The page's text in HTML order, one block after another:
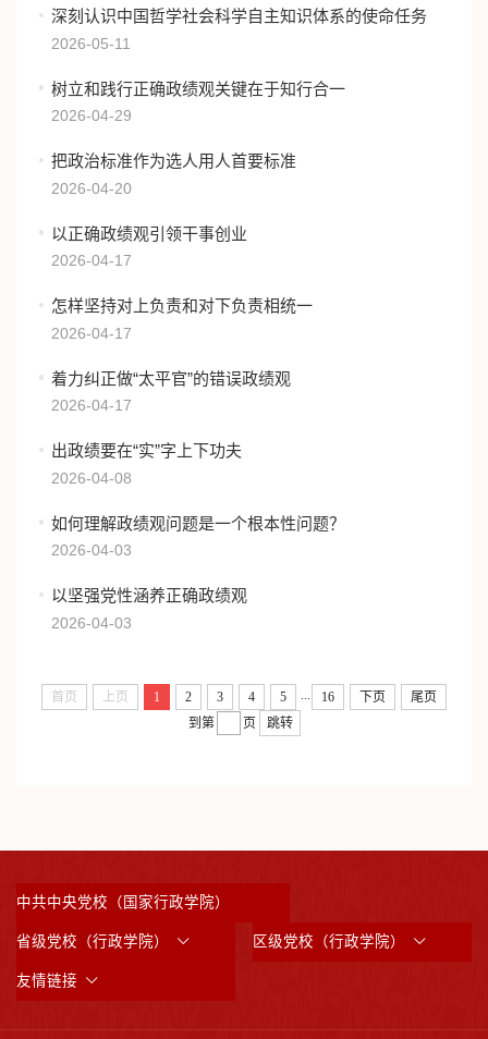
深刻认识中国哲学社会科学自主知识体系的使命任务
2026-05-11
树立和践行正确政绩观关键在于知行合一
2026-04-29
把政治标准作为选人用人首要标准
2026-04-20
以正确政绩观引领干事创业
2026-04-17
怎样坚持对上负责和对下负责相统一
2026-04-17
着力纠正做“太平官”的错误政绩观
2026-04-17
出政绩要在“实”字上下功夫
2026-04-08
如何理解政绩观问题是一个根本性问题？
2026-04-03
以坚强党性涵养正确政绩观
2026-04-03
首页 上页 1 2 3 4 5 ... 16 下页
尾页
到第
页 跳转
中共中央党校（国家行政学院）
省级党校（行政学院） 区级党校（行政学院）
友情链接